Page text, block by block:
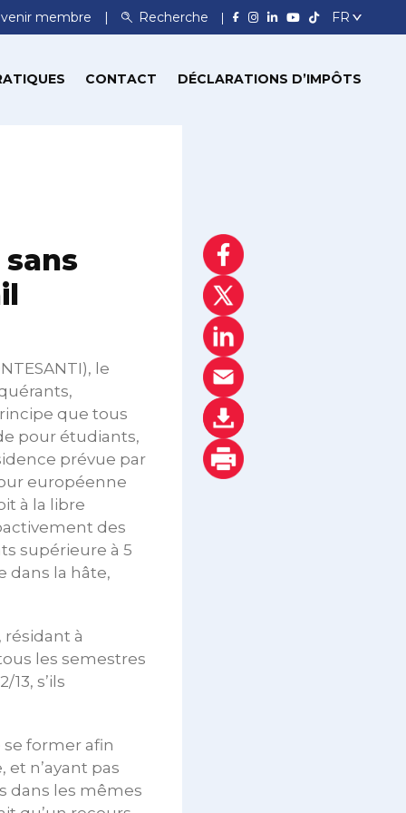
membre Recherche
CONTACT DÉCLARATIONS D’IMPÔTS
le
que tous
pour étudiants,
prévue par
européenne
à la libre
des
supérieure à 5
dans la hâte,
à
les semestres
s’ils
former afin
n’ayant pas
dans les mêmes